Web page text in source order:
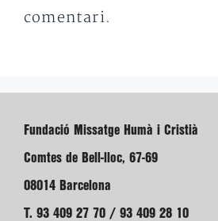
comentari.
Fundació Missatge Humà i Cristià
Comtes de Bell-lloc, 67-69
08014 Barcelona
T. 93 409 27 70 / 93 409 28 10